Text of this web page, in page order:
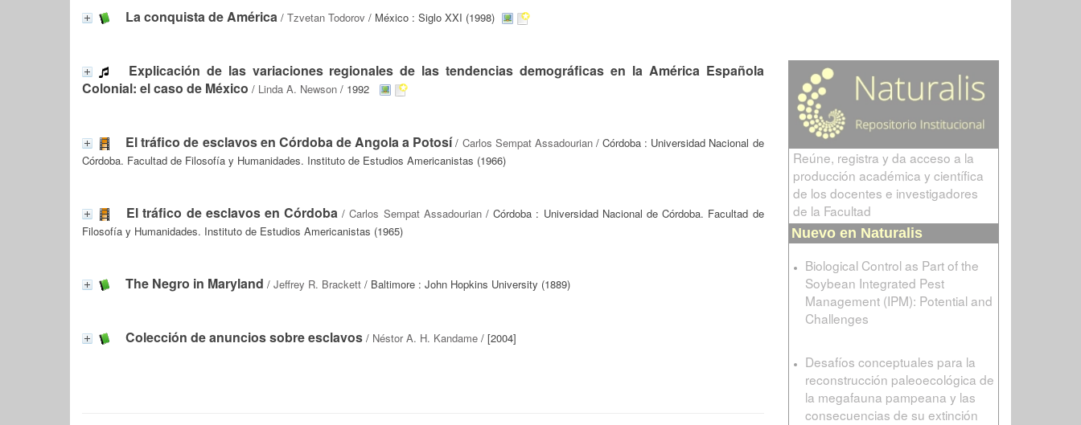
La conquista de América / Tzvetan Todorov / México : Siglo XXI (1998)
Explicación de las variaciones regionales de las tendencias demográficas en la América Española
Colonial: el caso de México / Linda A. Newson / 1992
El tráfico de esclavos en Córdoba de Angola a Potosí/ Carlos Sempat Assadourian/ Córdoba : Universidad Nacional de
Córdoba. Facultad de Filosofía y Humanidades. Instituto de Estudios Americanistas (1966)
El tráfico de esclavos en Córdoba /Carlos Sempat Assadourian/ Córdoba : Universidad Nacional de Córdoba. Facultad de
Filosofía y Humanidades. Instituto de Estudios Americanistas (1965)
The Negro in Maryland / Jeffrey R. Brackett / Baltimore : John Hopkins University (1889)
Colección de anuncios sobre esclavos / Néstor A. H. Kandame / [2004]
Reúne, registra y da acceso a la
producción académica y científica
de los docentes e investigadores
de la Facultad
Nuevo en Naturalis
Biological Control as Part of the
Soybean Integrated Pest
Management (IPM): Potential and
Challenges
Desafíos conceptuales para la
reconstrucción paleoecológica de
la megafauna pampeana y las
consecuencias de su extinción